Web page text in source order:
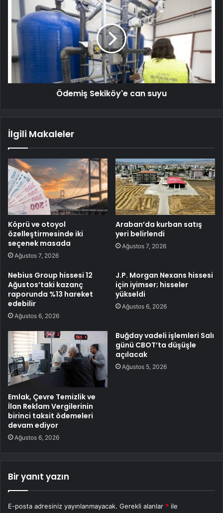
Ödemiş Sekiköy'e can suyu
İlgili Makaleler
Köprü ve otoyol
özelleştirmesinde iki
seçenek masada
Ağustos 7, 2026
Araban’da kurban satış
yeri belirlendi
Ağustos 7, 2026
Nebius Group hissesi 12
Ağustos’taki kazanç
raporunda %13 hareket
edebilir
Ağustos 6, 2026
J.P. Morgan Nexans hissesi
için iyimser; hisseler
yükseldi
Ağustos 6, 2026
Emlak, Çevre Temizlik ve
İlan Reklam Vergilerinin
birinci taksit ödemeleri
devam ediyor
Ağustos 6, 2026
Buğday vadeli işlemleri Salı
günü CBOT’ta düşüşle
açılacak
Ağustos 5, 2026
Bir yanıt yazın
E-posta adresiniz yayınlanmayacak. Gerekli alanlar * ile